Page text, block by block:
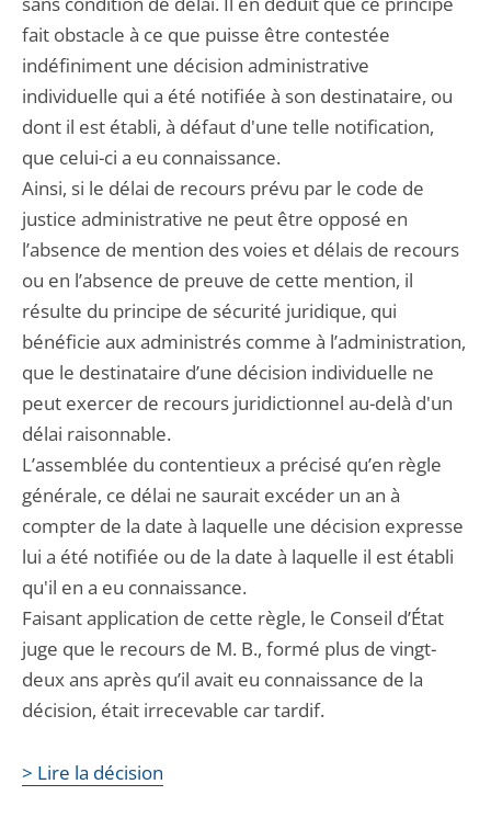
fait obstacle à ce que puisse être contestée
indéfiniment une décision administrative
individuelle qui a été notifiée à son destinataire, ou
dont il est établi, à défaut d'une telle notification,
que celui-ci a eu connaissance.
Ainsi, si le délai de recours prévu par le code de
justice administrative ne peut être opposé en
l’absence de mention des voies et délais de recours
ou en l’absence de preuve de cette mention, il
résulte du principe de sécurité juridique, qui
bénéficie aux administrés comme à l’administration,
que le destinataire d’une décision individuelle ne
peut exercer de recours juridictionnel au-delà d'un
délai raisonnable.
L’assemblée du contentieux a précisé qu’en règle
générale, ce délai ne saurait excéder un an à
compter de la date à laquelle une décision expresse
lui a été notifiée ou de la date à laquelle il est établi
qu'il en a eu connaissance.
Faisant application de cette règle, le Conseil d’État
juge que le recours de M. B., formé plus de vingt-
deux ans après qu’il avait eu connaissance de la
décision, était irrecevable car tardif.
> Lire la décision